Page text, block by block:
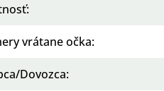
:
vrátane očka:
Dovozca: